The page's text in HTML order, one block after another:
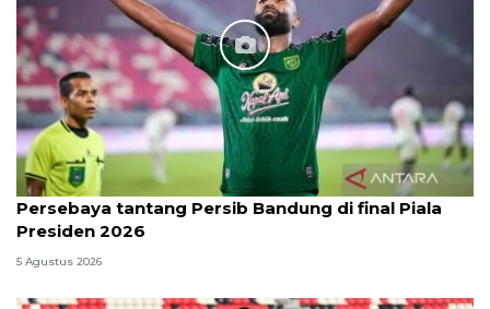
Persebaya tantang Persib Bandung di final Piala
Presiden 2026
5 Agustus 2026